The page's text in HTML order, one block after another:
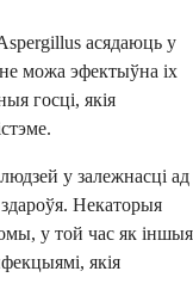
асядаюць у
можа эфектыўна іх
госці, якія
у залежнасці ад
здароўя. Некаторыя
у той час як іншыя
якія